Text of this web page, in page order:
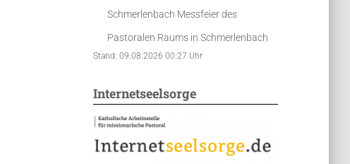
Schmerlenbach Messfeier des
Pastoralen Raums in Schmerlenbach
Stand: 09.08.2026 00:27 Uhr
Internetseelsorge